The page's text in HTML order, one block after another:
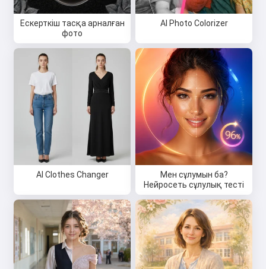
Ескерткіш тасқа арналған
фото
AI Photo Colorizer
AI Clothes Changer
Мен сұлумын ба?
Нейросеть сұлулық тесті